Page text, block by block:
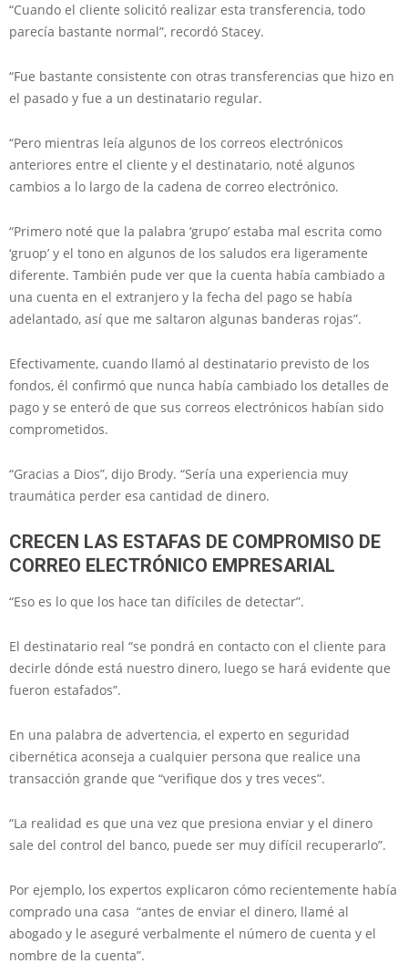
“Cuando el cliente solicitó realizar esta transferencia, todo
parecía bastante normal”, recordó Stacey.
“Fue bastante consistente con otras transferencias que hizo en
el pasado y fue a un destinatario regular.
“Pero mientras leía algunos de los correos electrónicos
anteriores entre el cliente y el destinatario, noté algunos
cambios a lo largo de la cadena de correo electrónico.
“Primero noté que la palabra ‘grupo’ estaba mal escrita como
‘gruop’ y el tono en algunos de los saludos era ligeramente
diferente. También pude ver que la cuenta había cambiado a
una cuenta en el extranjero y la fecha del pago se había
adelantado, así que me saltaron algunas banderas rojas”.
Efectivamente, cuando llamó al destinatario previsto de los
fondos, él confirmó que nunca había cambiado los detalles de
pago y se enteró de que sus correos electrónicos habían sido
comprometidos.
“Gracias a Dios”, dijo Brody. “Sería una experiencia muy
traumática perder esa cantidad de dinero.
CRECEN LAS ESTAFAS DE COMPROMISO DE
CORREO ELECTRÓNICO EMPRESARIAL
“Eso es lo que los hace tan difíciles de detectar”.
El destinatario real “se pondrá en contacto con el cliente para
decirle dónde está nuestro dinero, luego se hará evidente que
fueron estafados”.
En una palabra de advertencia, el experto en seguridad
cibernética aconseja a cualquier persona que realice una
transacción grande que “verifique dos y tres veces”.
“La realidad es que una vez que presiona enviar y el dinero
sale del control del banco, puede ser muy difícil recuperarlo”.
Por ejemplo, los expertos explicaron cómo recientemente había
comprado una casa “antes de enviar el dinero, llamé al
abogado y le aseguré verbalmente el número de cuenta y el
nombre de la cuenta”.